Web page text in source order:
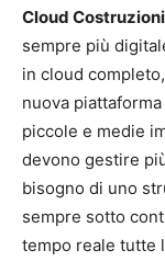
Cloud Costruzioni
sempre più
in cloud
nuova
piccole e medie
devono gestire
bisogno di uno
sempre sotto
tempo reale tutte